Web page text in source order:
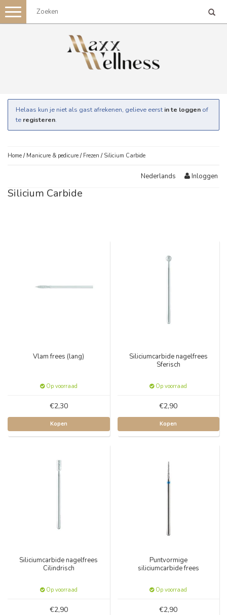
Toggle
navigation
Helaas kun je niet als gast afrekenen, gelieve eerst in te loggen of
te registeren.
Home / Manicure & pedicure / Frezen / Silicium Carbide
Nederlands Inloggen
Silicium Carbide
Vlam frees (lang)
Op voorraad
€2,30
Kopen
Siliciumcarbide nagelfrees
Sferisch
Op voorraad
€2,90
Kopen
Siliciumcarbide nagelfrees
Cilindrisch
Op voorraad
€2,90
Puntvormige
siliciumcarbide frees
Op voorraad
€2,90